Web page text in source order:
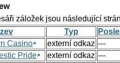
záložek jsou následující
Typ
Casino
externí odkaz ---
Pride
externí odkaz ---